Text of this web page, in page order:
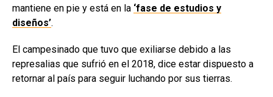
mantiene en pie y está en la ‘fase de estudios y
diseños’.
El campesinado que tuvo que exiliarse debido a las
represalias que sufrió en el 2018, dice estar dispuesto a
retornar al país para seguir luchando por sus tierras.